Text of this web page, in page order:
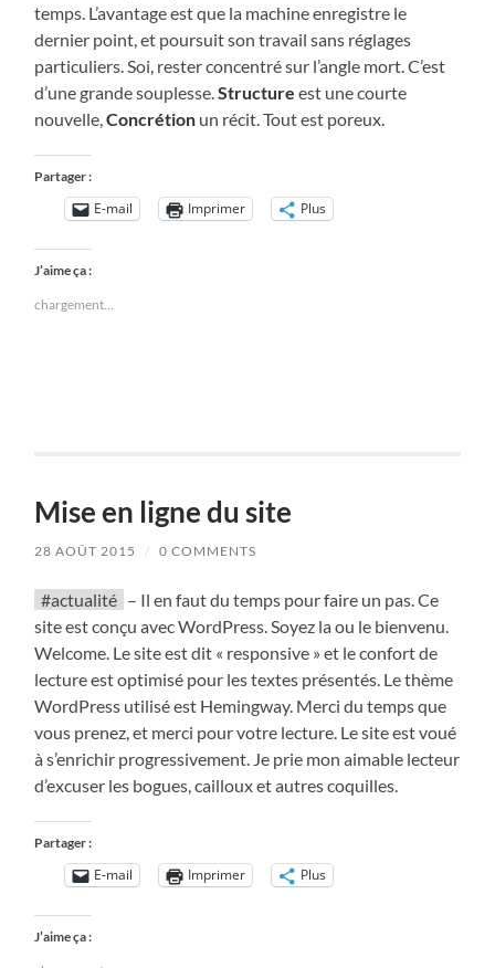
temps. L’avantage est que la machine enregistre le
dernier point, et poursuit son travail sans réglages
particuliers. Soi, rester concentré sur l’angle mort. C’est
d’une grande souplesse.Structure est une courte
nouvelle,Concrétion un récit. Tout est poreux.
Partager :
E-mail Imprimer Plus
J’aime ça :
chargement…
Mise en ligne du site
28 AOÛT 2015 / 0 COMMENTS
#actualité – Il en faut du temps pour faire un pas. Ce
site est conçu avec WordPress. Soyez la ou le bienvenu.
Welcome. Le site est dit « responsive » et le confort de
lecture est optimisé pour les textes présentés. Le thème
WordPress utilisé est Hemingway. Merci du temps que
vous prenez, et merci pour votre lecture. Le site est voué
à s’enrichir progressivement. Je prie mon aimable lecteur
d’excuser les bogues, cailloux et autres coquilles.
Partager :
E-mail Imprimer Plus
J’aime ça :